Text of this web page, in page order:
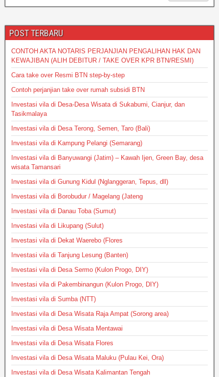
p
p
o
o
k
e
POST TERBARU
CONTOH AKTA NOTARIS PERJANJIAN PENGALIHAN HAK DAN
KEWAJIBAN (ALIH DEBITUR / TAKE OVER KPR BTN/RESMI)
Cara take over Resmi BTN step-by-step
Contoh perjanjian take over rumah subsidi BTN
Investasi vila di Desa-Desa Wisata di Sukabumi, Cianjur, dan
Tasikmalaya
Investasi vila di Desa Terong, Semen, Taro (Bali)
Investasi vila di Kampung Pelangi (Semarang)
Investasi vila di Banyuwangi (Jatim) – Kawah Ijen, Green Bay, desa
wisata Tamansari
Investasi vila di Gunung Kidul (Nglanggeran, Tepus, dll)
Investasi vila di Borobudur / Magelang (Jateng
Investasi vila di Danau Toba (Sumut)
Investasi vila di Likupang (Sulut)
Investasi vila di Dekat Waerebo (Flores
Investasi vila di Tanjung Lesung (Banten)
Investasi vila di Desa Sermo (Kulon Progo, DIY)
Investasi vila di Pakembinangun (Kulon Progo, DIY)
Investasi vila di Sumba (NTT)
Investasi vila di Desa Wisata Raja Ampat (Sorong area)
Investasi vila di Desa Wisata Mentawai
Investasi vila di Desa Wisata Flores
Investasi vila di Desa Wisata Maluku (Pulau Kei, Ora)
Investasi vila di Desa Wisata Kalimantan Tengah